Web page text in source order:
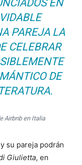
EN
PAREJA LA
CELEBRAR
DE
Airbnb en Italia
su pareja podrán
Giulietta, en